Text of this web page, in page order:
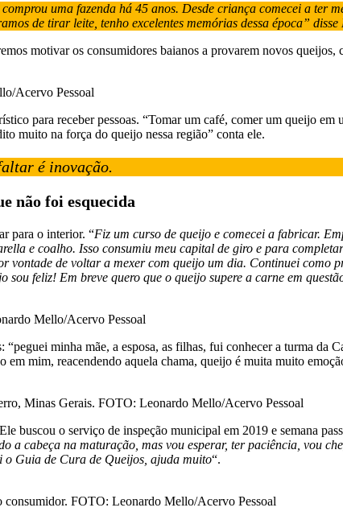
comprou uma fazenda há 45 anos. Desde criança comecei a ter
de tirar leite, tenho excelentes memórias dessa época” disse
motivar os consumidores baianos a provarem novos queijos,
Acervo Pessoal
para receber pessoas. “Tomar um café, comer um queijo
muito na força do queijo nessa região” conta ele.
é inovação.
não foi esquecida
para o interior. “Fiz um curso de queijo e comecei a fabricar.
e coalho. Isso consumiu meu capital de giro e para
vontade de voltar a mexer com queijo um dia. Continuei
sou feliz! Em breve quero que o queijo supere a carne em
Mello/Acervo Pessoal
minha mãe, a esposa, as filhas, fui conhecer a turma da
mim, reacendendo aquela chama, queijo é muita muito
Minas Gerais. FOTO: Leonardo Mello/Acervo Pessoal
buscou o serviço de inspeção municipal em 2019 e semana
a cabeça na maturação, mas vou esperar, ter paciência, vou
o Guia de Cura de Queijos, ajuda muito“.
consumidor. FOTO: Leonardo Mello/Acervo Pessoal